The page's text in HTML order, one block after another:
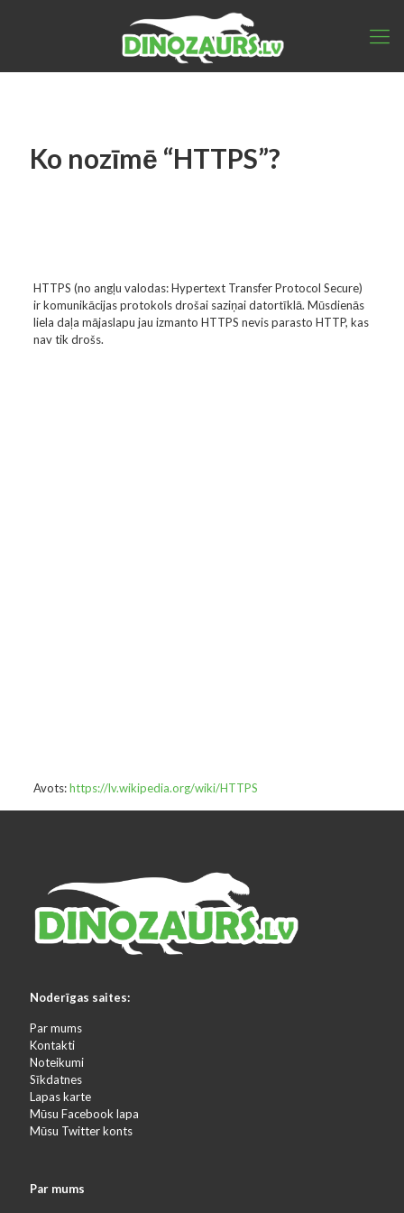
Ko nozīmē “HTTPS”?
HTTPS (no angļu valodas: Hypertext Transfer Protocol Secure)
ir komunikācijas protokols drošai saziņai datortīklā. Mūsdienās
liela daļa mājaslapu jau izmanto HTTPS nevis parasto HTTP, kas
nav tik drošs.
Avots:https://lv.wikipedia.org/wiki/HTTPS
Noderīgas saites:
Par mums
Kontakti
Noteikumi
Sīkdatnes
Lapas karte
Mūsu Facebook lapa
Mūsu Twitter konts
Par mums